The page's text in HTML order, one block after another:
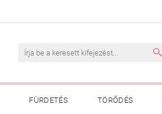
FÜRDETÉS TÖRŐDÉS